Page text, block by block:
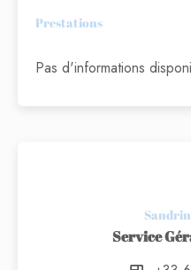
Prestations
Pas d'informations
Service